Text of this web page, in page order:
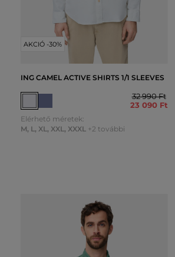
AKCIÓ -30%
ING CAMEL ACTIVE SHIRTS 1/1 SLEEVES
32 990 Ft
23 090 Ft
Elérhető méretek:
M, L, XL, XXL, XXXL +2 további